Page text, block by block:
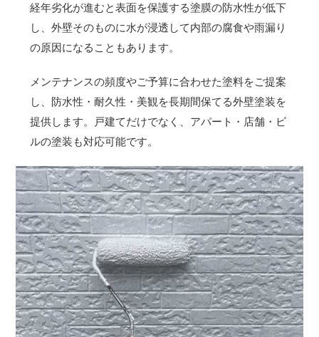
経年劣化が進むと表面を保護する塗膜の防水性が低下
し、外壁そのものに水が浸透して内部の腐食や雨漏り
の原因になることもあります。
メンテナンスの頻度やご予算に合わせた塗料をご提案
し、防水性・耐久性・美観を長期間保てる外壁塗装を
提供します。戸建てだけでなく、アパート・店舗・ビ
ルの塗装も対応可能です。